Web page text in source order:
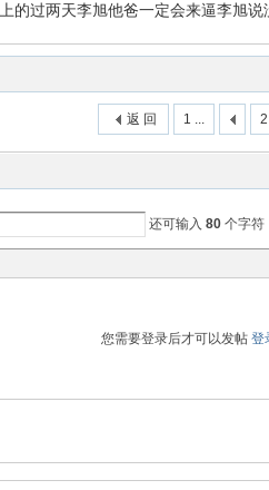
的过两天李旭他爸一定会来逼李旭说
1 ... 2
返 回
还可输入 80个字符
您需要登录后才可以发帖 登